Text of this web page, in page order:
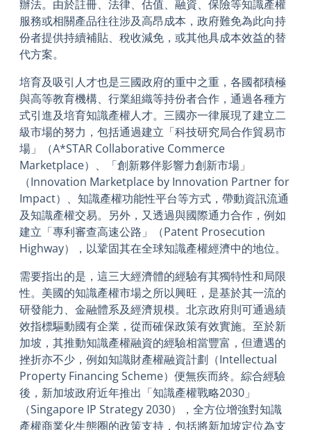
辦法。由於註冊、法律、估值、融資、保險等知識產權
服務或相關產品往往涉及高昂成本，政府難免為此向持
份者提供持續補貼、稅收減免，或其他具成本效益的替
代方案。
培育及吸引人才也是三國政府的重中之重，各國都積極
與高等教育機構、行業組織等持份者合作，通過各種方
式引進及培育知識產權人才。三國亦一律展現了建立二
級市場的努力，包括通過建立「科技研究局合作貿易市
場」（A*STAR Collaborative Commerce
Marketplace）、「創新夥伴影響力創新市場」
（Innovation Marketplace by Innovation Partner for
Impact）、知識產權功能性平台等方式，帶動資訊流通
及知識產權交易。另外，又透過與國際通力合作，例如
建立「專利審查高速公路」（Patent Prosecution
Highway），以鞏固其在全球知識產權經濟中的地位。
需要指出的是，這三大經濟體的經驗有其獨特性和局限
性。美國的知識產權市場之所以興旺，是基於其一流的
研發能力、金融體系及經濟規模。北京政府則可通過績
效指標驅動國有企業，從而確保政策有效實施。至於新
加坡，其推動知識產權融資的經驗相當豐富，但遭遇的
挫折亦不少，例如知識財產權融資計劃（Intellectual
Property Financing Scheme）便無疾而終。綜合經驗
後，新加坡政府近年推出「知識產權戰略2030」
（Singapore IP Strategy 2030），全方位增強對知識
產權商業化生態圈的政策支持，包括將新加坡定位為支